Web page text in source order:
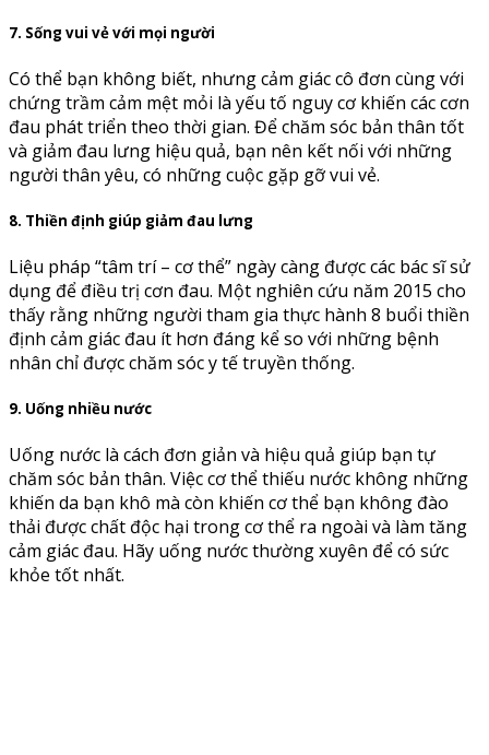
7. Sống vui vẻ với mọi người
Có thể bạn không biết, nhưng cảm giác cô đơn cùng với
chứng trầm cảm mệt mỏi là yếu tố nguy cơ khiến các cơn
đau phát triển theo thời gian. Để chăm sóc bản thân tốt
và giảm đau lưng hiệu quả, bạn nên kết nối với những
người thân yêu, có những cuộc gặp gỡ vui vẻ.
8. Thiền định giúp giảm đau lưng
Liệu pháp “tâm trí – cơ thể” ngày càng được các bác sĩ sử
dụng để điều trị cơn đau. Một nghiên cứu năm 2015 cho
thấy rằng những người tham gia thực hành 8 buổi thiền
định cảm giác đau ít hơn đáng kể so với những bệnh
nhân chỉ được chăm sóc y tế truyền thống.
9. Uống nhiều nước
Uống nước là cách đơn giản và hiệu quả giúp bạn tự
chăm sóc bản thân. Việc cơ thể thiếu nước không những
khiến da bạn khô mà còn khiến cơ thể bạn không đào
thải được chất độc hại trong cơ thể ra ngoài và làm tăng
cảm giác đau. Hãy uống nước thường xuyên để có sức
khỏe tốt nhất.